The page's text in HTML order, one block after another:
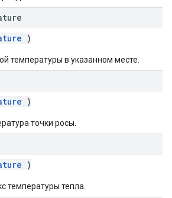
)
температуры в указанном месте.
)
точки росы.
)
температуры тепла.